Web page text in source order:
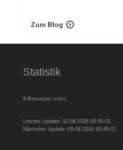
Zum Blog
Statistik
8 Benutzer online
Letztes Update: 02.08.2026 00:45:01
Nächstes Update: 09.08.2026 00:45:01